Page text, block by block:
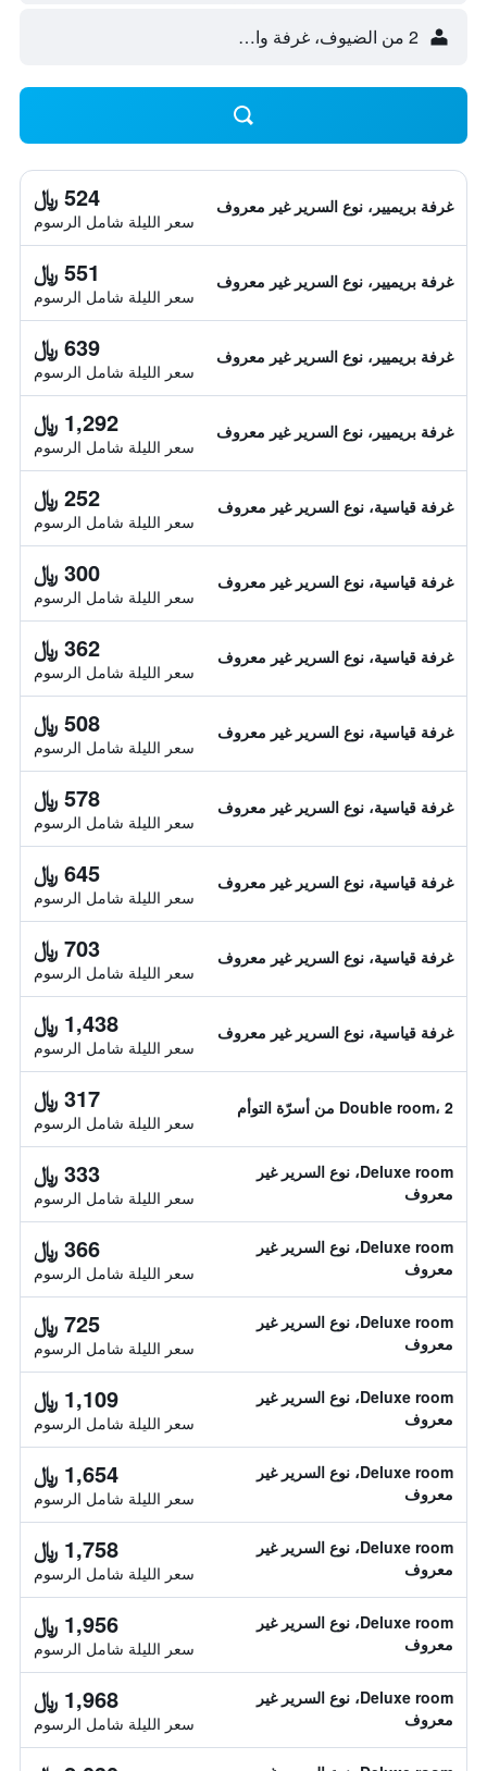
2 من الضيوف، غرفة واحدة
غرفة بريميير، نوع السرير غير معروف 524 ﷼
سعر الليلة شامل الرسوم
غرفة بريميير، نوع السرير غير معروف 551 ﷼
سعر الليلة شامل الرسوم
غرفة بريميير، نوع السرير غير معروف 639 ﷼
سعر الليلة شامل الرسوم
غرفة بريميير، نوع السرير غير معروف 1,292 ﷼
سعر الليلة شامل الرسوم
غرفة قياسية، نوع السرير غير معروف 252 ﷼
سعر الليلة شامل الرسوم
غرفة قياسية، نوع السرير غير معروف 300 ﷼
سعر الليلة شامل الرسوم
غرفة قياسية، نوع السرير غير معروف 362 ﷼
سعر الليلة شامل الرسوم
غرفة قياسية، نوع السرير غير معروف 508 ﷼
سعر الليلة شامل الرسوم
غرفة قياسية، نوع السرير غير معروف 578 ﷼
سعر الليلة شامل الرسوم
غرفة قياسية، نوع السرير غير معروف 645 ﷼
سعر الليلة شامل الرسوم
غرفة قياسية، نوع السرير غير معروف 703 ﷼
سعر الليلة شامل الرسوم
غرفة قياسية، نوع السرير غير معروف 1,438 ﷼
سعر الليلة شامل الرسوم
Double room، 2 من أسرّة التوأم 317 ﷼
سعر الليلة شامل الرسوم
Deluxe room، نوع السرير غير
معروف
333 ﷼
سعر الليلة شامل الرسوم
Deluxe room، نوع السرير غير
معروف
366 ﷼
سعر الليلة شامل الرسوم
Deluxe room، نوع السرير غير
معروف
725 ﷼
سعر الليلة شامل الرسوم
Deluxe room، نوع السرير غير
معروف
1,109 ﷼
سعر الليلة شامل الرسوم
Deluxe room، نوع السرير غير
معروف
1,654 ﷼
سعر الليلة شامل الرسوم
Deluxe room، نوع السرير غير
معروف
1,758 ﷼
سعر الليلة شامل الرسوم
Deluxe room، نوع السرير غير
معروف
1,956 ﷼
سعر الليلة شامل الرسوم
Deluxe room، نوع السرير غير
معروف
1,968 ﷼
سعر الليلة شامل الرسوم